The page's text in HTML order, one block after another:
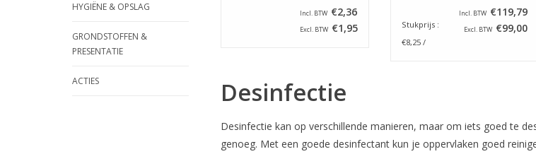
HYGIËNE & OPSLAG
GRONDSTOFFEN &
PRESENTATIE
ACTIES
Incl. BTW €2,36
Excl. BTW €1,95
Incl. BTW €119,79
Excl. BTW €99,00
Stukprijs :
€8,25 /
Desinfectie
Desinfectie kan op verschillende manieren, maar om iets goed te
genoeg. Met een goede desinfectant kun je oppervlaken goed